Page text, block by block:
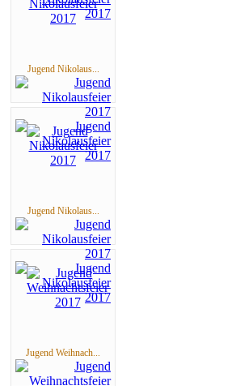
Jugend Nikolaus...
Jugend Nikolaus...
Jugend Weihnach...